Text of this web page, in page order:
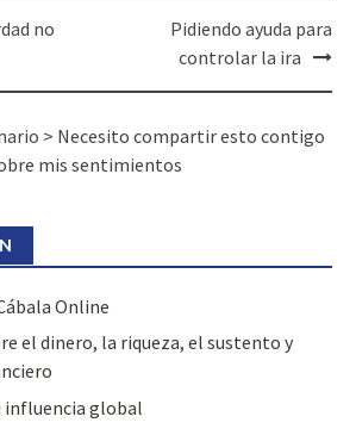
no
Pidiendo ayuda para
controlar la ira
> Necesito compartir esto contigo
mis sentimientos
Online
el dinero, la riqueza, el sustento y
influencia global